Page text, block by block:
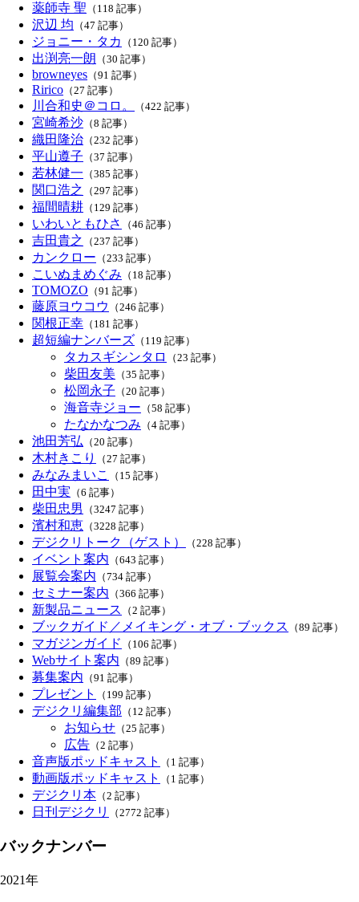
薬師寺 聖 （118 記事）
沢辺 均 （47 記事）
ジョニー・タカ （120 記事）
出渕亮一朗 （30 記事）
browneyes （91 記事）
Ririco （27 記事）
川合和史＠コロ。 （422 記事）
宮崎希沙 （8 記事）
織田隆治 （232 記事）
平山遵子 （37 記事）
若林健一 （385 記事）
関口浩之 （297 記事）
福間晴耕 （129 記事）
いわいともひさ （46 記事）
吉田貴之 （237 記事）
カンクロー （233 記事）
こいぬまめぐみ （18 記事）
TOMOZO （91 記事）
藤原ヨウコウ （246 記事）
関根正幸 （181 記事）
超短編ナンバーズ （119 記事）
タカスギシンタロ （23 記事）
柴田友美 （35 記事）
松岡永子 （20 記事）
海音寺ジョー （58 記事）
たなかなつみ （4 記事）
池田芳弘 （20 記事）
木村きこり （27 記事）
みなみまいこ （15 記事）
田中実 （6 記事）
柴田忠男 （3247 記事）
濱村和恵 （3228 記事）
デジクリトーク（ゲスト） （228 記事）
イベント案内 （643 記事）
展覧会案内 （734 記事）
セミナー案内 （366 記事）
新製品ニュース （2 記事）
ブックガイド／メイキング・オブ・ブックス （89 記事）
マガジンガイド （106 記事）
Webサイト案内 （89 記事）
募集案内 （91 記事）
プレゼント （199 記事）
デジクリ編集部 （12 記事）
お知らせ （25 記事）
広告 （2 記事）
音声版ポッドキャスト （1 記事）
動画版ポッドキャスト （1 記事）
デジクリ本 （2 記事）
日刊デジクリ （2772 記事）
バックナンバー
2021年